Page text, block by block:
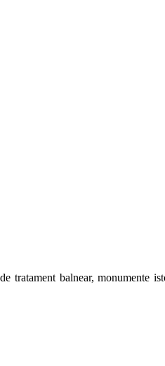
balnear, monumente